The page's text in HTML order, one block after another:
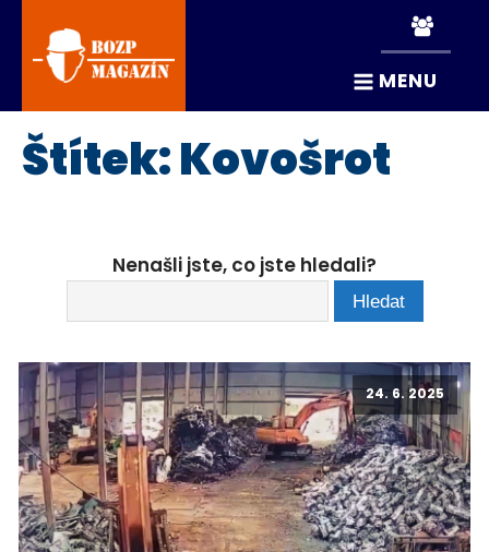
MENU
Štítek:Kovošrot
Nenašli jste, co jste hledali?
24. 6. 2025